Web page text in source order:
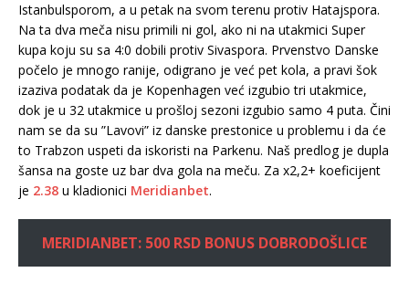
Istanbulsporom, a u petak na svom terenu protiv Hatajspora.
Na ta dva meča nisu primili ni gol, ako ni na utakmici Super
kupa koju su sa 4:0 dobili protiv Sivaspora. Prvenstvo Danske
počelo je mnogo ranije, odigrano je već pet kola, a pravi šok
izaziva podatak da je Kopenhagen već izgubio tri utakmice,
dok je u 32 utakmice u prošloj sezoni izgubio samo 4 puta. Čini
nam se da su ”Lavovi” iz danske prestonice u problemu i da će
to Trabzon uspeti da iskoristi na Parkenu. Naš predlog je dupla
šansa na goste uz bar dva gola na meču. Za x2,2+ koeficijent
je 2.38 u kladionici Meridianbet.
MERIDIANBET: 500 RSD BONUS DOBRODOŠLICE